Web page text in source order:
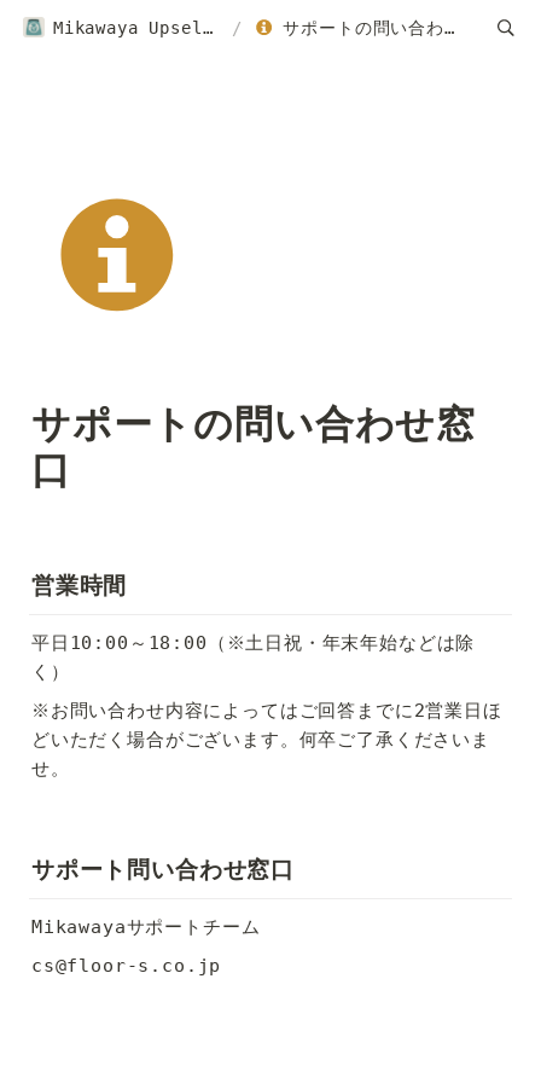
Mikawaya Upsellヘルプページ｜ご利用ガイド / サポートの問い合わせ窓口
サポートの問い合わせ窓
口
営業時間
平日10:00～18:00（※土日祝・年末年始などは除
く）
※お問い合わせ内容によってはご回答までに2営業日ほ
どいただく場合がございます。何卒ご了承くださいま
せ。
サポート問い合わせ窓口
Mikawayaサポートチーム
cs@floor-s.co.jp